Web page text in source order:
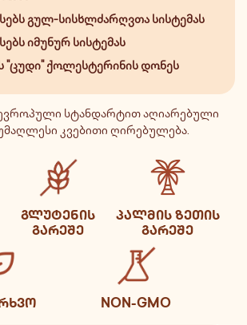
გულ-სისხლძარღვთა სისტემას
იმუნურ სისტემას
"ცუდი" ქოლესტერინის დონეს
სტანდარტით აღიარებული
კვებითი ღირებულება.
ᲒᲚᲣᲢᲔᲜᲘᲡ
ᲒᲐᲠᲔᲨᲔ
ᲞᲐᲚᲛᲘᲡ ᲖᲔᲗᲘᲡ
ᲒᲐᲠᲔᲨᲔ
NON-GMO